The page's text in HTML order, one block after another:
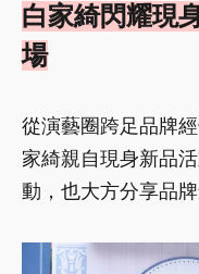
白家綺閃耀現
場
從演藝圈跨足品牌
家綺親自現身新品
動，也大方分享品